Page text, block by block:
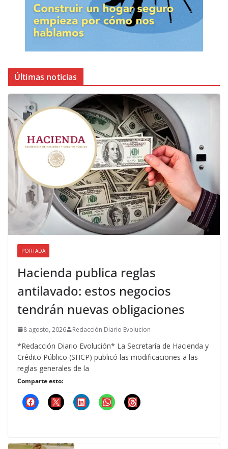
Últimas noticias
PORTADA
Hacienda publica reglas
antilavado: estos negocios
tendrán nuevas obligaciones
8 agosto, 2026 Redacción Diario Evolucion
*Redacción Diario Evolución* La Secretaría de Hacienda y
Crédito Público (SHCP) publicó las modificaciones a las
reglas generales de la
Comparte esto: